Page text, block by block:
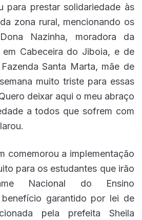
para prestar solidariedade às
zona rural, mencionando os
Nazinha, moradora da
Cabeceira do Jiboia, e de
Santa Marta, mãe de
muito triste para essas
deixar aqui o meu abraço
a todos que sofrem com
comemorou a implementação
para os estudantes que irão
Nacional do Ensino
garantido por lei de
pela prefeita Sheila